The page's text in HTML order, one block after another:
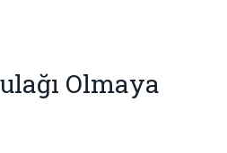
Olmaya